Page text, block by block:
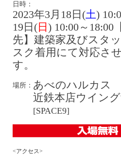
日時：
2023年3月18日(土)
19日(日) 10:00～18:00
先】建築家及びスタ
スク着用にて対応さ
す。
場所： あべのハルカス
近鉄本店ウイン
[SPACE9]
<アクセス>